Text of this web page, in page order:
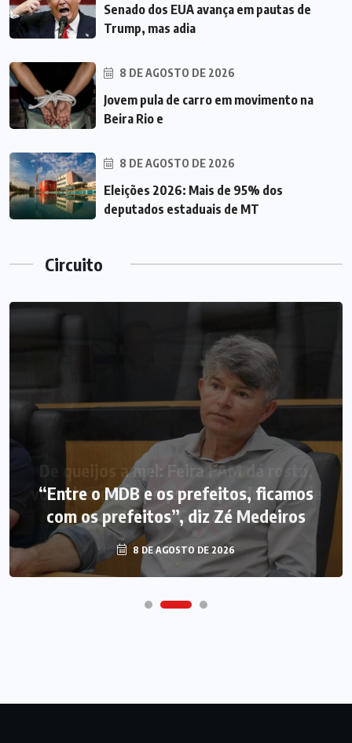
Senado dos EUA avança em pautas de
Trump, mas adia
8 DE AGOSTO DE 2026
Jovem pula de carro em movimento na
Beira Rio e
8 DE AGOSTO DE 2026
Eleições 2026: Mais de 95% dos
deputados estaduais de MT
Circuito
“Entre o MDB e os prefeitos, ficamos
com os prefeitos”, diz Zé Medeiros
8 DE AGOSTO DE 2026